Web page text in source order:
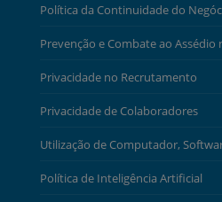
Política da Continuidade do
Prevenção e Combate ao Assédio
Privacidade no Recrutamento
Privacidade de Colaboradores
Utilização de Computador,
Política de Inteligência Artificial